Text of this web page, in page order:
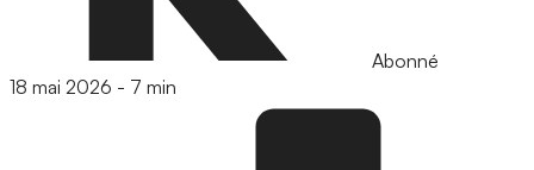
Abonné
18 mai 2026 - 7 min